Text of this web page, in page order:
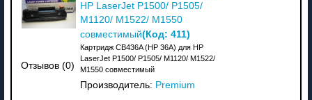
Отзывов (0)
HP LaserJet P1500/ P1505/
M1120/ M1522/ M1550
совместимый(Код: 411)
Картридж CB436A (HP 36A) для HP
LaserJet P1500/ P1505/ M1120/ M1522/
M1550 совместимый
Производитель: Premium